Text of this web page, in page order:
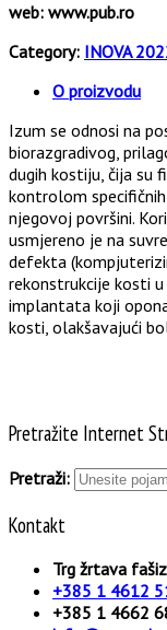
web: www.pub.ro
Category: INOVA
O proizvodu
Izum se odnosi na
biorazgradivog,
dugih kostiju, čija su
kontrolom
njegovoj površini.
usmjereno je na
defekta
rekonstrukcije kosti
implantata koji
kosti, olakšavajući
Pretražite Internet
Pretraži:
Kontakt
Trg žrtava
+385 1 4612
+385 1 4662